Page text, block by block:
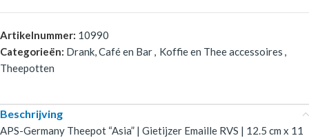
Artikelnummer: 10990
Categorieën: Drank, Café en Bar, Koffie en Thee accessoires ,
Theepotten
Beschrijving
APS-Germany Theepot “Asia” | Gietijzer Emaille RVS | 12.5 cm x 11